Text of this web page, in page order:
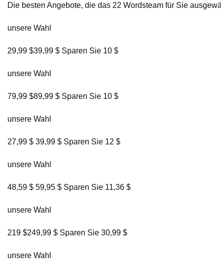
Die besten Angebote, die das 22 Wordsteam für Sie
unsere Wahl
29,99 $39,99 $ Sparen Sie 10 $
unsere Wahl
79,99 $89,99 $ Sparen Sie 10 $
unsere Wahl
27,99 $ 39,99 $ Sparen Sie 12 $
unsere Wahl
48,59 $ 59,95 $ Sparen Sie 11,36 $
unsere Wahl
219 $249,99 $ Sparen Sie 30,99 $
unsere Wahl